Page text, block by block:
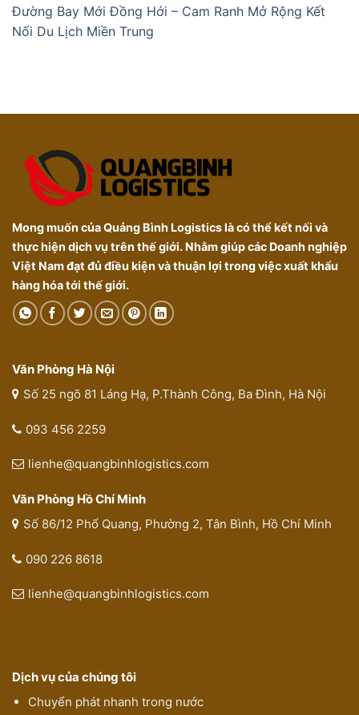
Đường Bay Mới Đồng Hới – Cam Ranh Mở Rộng Kết
Nối Du Lịch Miền Trung
Mong muốn của Quảng Bình Logistics là có thể kết nối và
thực hiện dịch vụ trên thế giới. Nhằm giúp các Doanh nghiệp
Việt Nam đạt đủ điều kiện và thuận lợi trong việc xuất khẩu
hàng hóa tới thế giới.
Văn Phòng Hà Nội
Số 25 ngõ 81 Láng Hạ, P.Thành Công, Ba Đình, Hà Nội
093 456 2259
lienhe@quangbinhlogistics.com
Văn Phòng Hồ Chí Minh
Số 86/12 Phổ Quang, Phường 2, Tân Bình, Hồ Chí Minh
090 226 8618
lienhe@quangbinhlogistics.com
Dịch vụ của chúng tôi
Chuyển phát nhanh trong nước